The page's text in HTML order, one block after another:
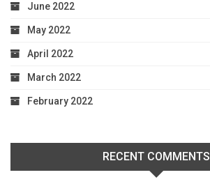
June 2022
May 2022
April 2022
March 2022
February 2022
RECENT COMMENTS